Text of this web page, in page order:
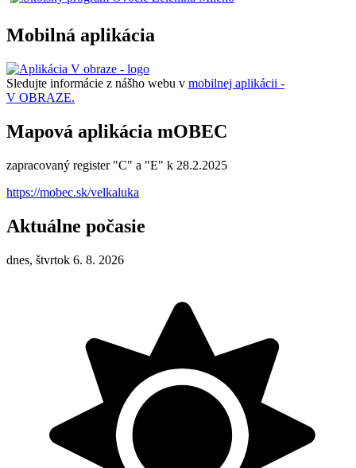
Mobilná aplikácia
Sledujte informácie z nášho webu v mobilnej aplikácii -
V OBRAZE.
Mapová aplikácia mOBEC
zapracovaný register "C" a "E" k 28.2.2025
https://mobec.sk/velkaluka
Aktuálne počasie
dnes, štvrtok 6. 8. 2026